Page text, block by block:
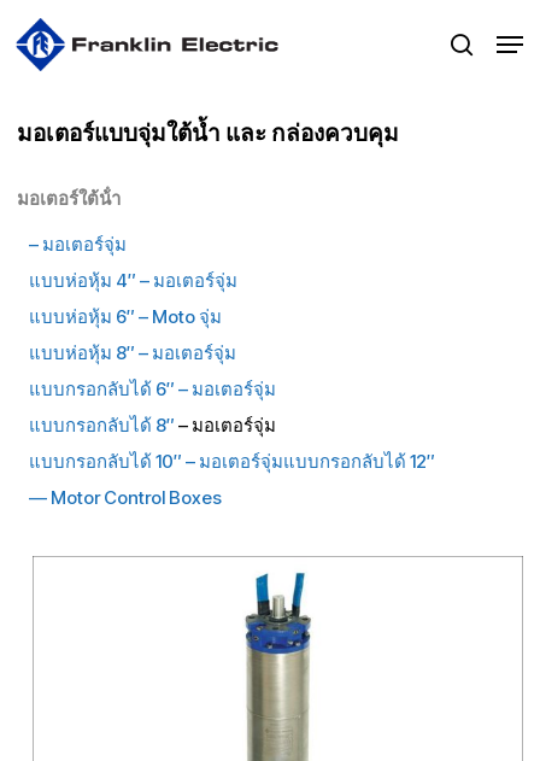
Skip
to
content
search
มอเตอร์แบบจุ่มใต้น้ำ และ กล่องควบคุม
มอเตอร์ใต้น้ํา
– มอเตอร์จุ่ม
แบบห่อหุ้ม 4″ – มอเตอร์จุ่ม
แบบห่อหุ้ม 6″ – Moto จุ่ม
แบบห่อหุ้ม 8″ – มอเตอร์จุ่ม
แบบกรอกลับได้ 6″ – มอเตอร์จุ่ม
แบบกรอกลับได้ 8″ – มอเตอร์จุ่ม
แบบกรอกลับได้ 10″ – มอเตอร์จุ่มแบบกรอกลับได้ 12″
— Motor Control Boxes